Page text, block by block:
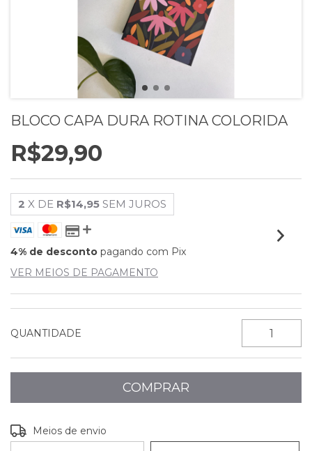
BLOCO CAPA DURA ROTINA COLORIDA
R$29,90
2 X DE R$14,95 SEM JUROS
4% de desconto pagando com Pix
VER MEIOS DE PAGAMENTO
QUANTIDADE
Entregas para o CEP:
Meios de envio